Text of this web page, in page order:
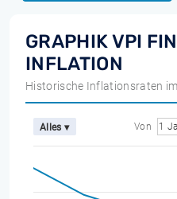
GRAPHIK VPI
INFLATION
Historische Inflationsraten
Alles ▾ Von 1